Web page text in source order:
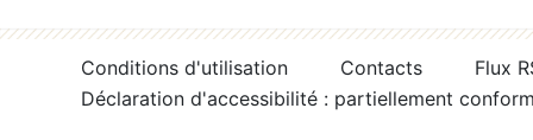
Conditions d'utilisation Contacts
Flux
Déclaration d'accessibilité : partiellement